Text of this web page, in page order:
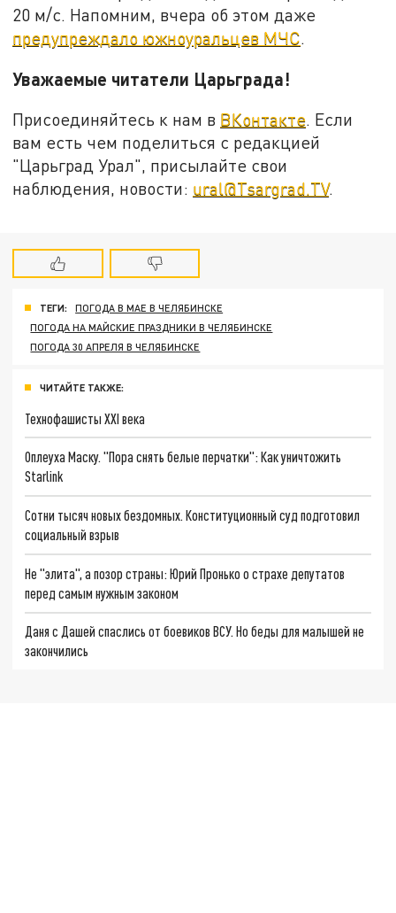
20 м/с. Напомним, вчера об этом даже
предупреждало южноуральцев МЧС.
Уважаемые читатели Царьграда!
Присоединяйтесь к нам в ВКонтакте. Если
вам есть чем поделиться с редакцией
"Царьград Урал", присылайте свои
наблюдения, новости: ural@Tsargrad.TV.
ТЕГИ:
ПОГОДА В МАЕ В ЧЕЛЯБИНСКЕ
ПОГОДА НА МАЙСКИЕ ПРАЗДНИКИ В ЧЕЛЯБИНСКЕ
ПОГОДА 30 АПРЕЛЯ В ЧЕЛЯБИНСКЕ
ЧИТАЙТЕ ТАКЖЕ:
Технофашисты XXI века
Оплеуха Маску. "Пора снять белые перчатки": Как уничтожить
Starlink
Сотни тысяч новых бездомных. Конституционный суд подготовил
социальный взрыв
Не "элита", а позор страны: Юрий Пронько о страхе депутатов
перед самым нужным законом
Даня с Дашей спаслись от боевиков ВСУ. Но беды для малышей не
закончились